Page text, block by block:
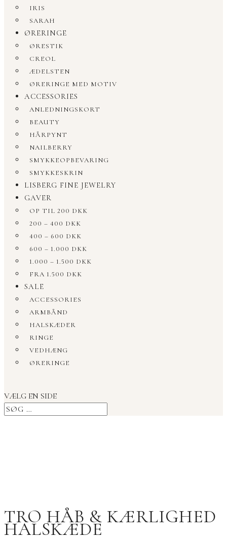
IRIS
SARAH
ØRERINGE
ØRESTIK
CREOL
ÆDELSTEN
ØRERINGE MED MOTIV
ACCESSORIES
ANLEDNINGSKORT
BEAUTY
HÅRPYNT
NAILBERRY
SMYKKEOPBEVARING
SMYKKESKRIN
LISBERG FINE JEWELRY
GAVER
OP TIL 200 DKK
200 – 400 DKK
400 – 600 DKK
600 – 1.000 DKK
1.000 – 1.500 DKK
FRA 1.500 DKK
SALE
ACCESSORIES
ARMBÅND
HALSKÆDER
RINGE
VEDHÆNG
ØRERINGE
VÆLG EN SIDE
TRO HÅB & KÆRLIGHED
HALSKÆDE